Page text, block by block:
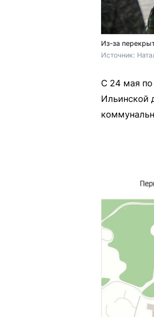
Из-за
Источник:
С 24 мая по
Ильинской